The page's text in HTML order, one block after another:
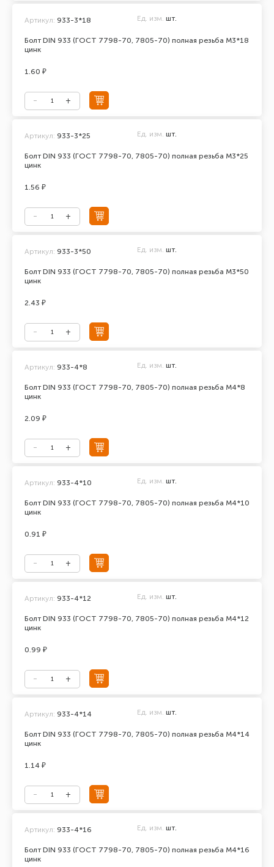
Болт DIN 933 (ГОСТ 7798-70, 7805-70) полная резьба М3*18
цинк
Артикул: 933-3*18 Ед. изм. шт.
1.60 ₽
Болт DIN 933 (ГОСТ 7798-70, 7805-70) полная резьба М3*25
цинк
Артикул: 933-3*25 Ед. изм. шт.
1.56 ₽
Болт DIN 933 (ГОСТ 7798-70, 7805-70) полная резьба М3*50
цинк
Артикул: 933-3*50 Ед. изм. шт.
2.43 ₽
Болт DIN 933 (ГОСТ 7798-70, 7805-70) полная резьба М4*8
цинк
Артикул: 933-4*8 Ед. изм. шт.
2.09 ₽
Болт DIN 933 (ГОСТ 7798-70, 7805-70) полная резьба М4*10
цинк
Артикул: 933-4*10 Ед. изм. шт.
0.91 ₽
Болт DIN 933 (ГОСТ 7798-70, 7805-70) полная резьба М4*12
цинк
Артикул: 933-4*12 Ед. изм. шт.
0.99 ₽
Болт DIN 933 (ГОСТ 7798-70, 7805-70) полная резьба М4*14
цинк
Артикул: 933-4*14 Ед. изм. шт.
1.14 ₽
Болт DIN 933 (ГОСТ 7798-70, 7805-70) полная резьба М4*16
цинк
Артикул: 933-4*16 Ед. изм. шт.